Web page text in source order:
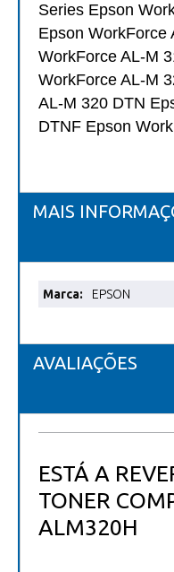
Series Epson
Epson WorkForce
WorkForce AL-M
WorkForce AL-M
AL-M 320 DTN
DTNF Epson
MAIS
Mais
EPSON
AVALIAÇÕES
ESTÁ A
TONER
ALM320H